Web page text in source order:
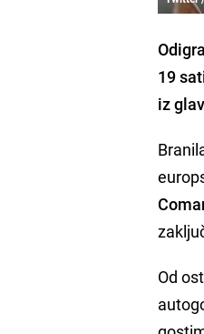
19
iz
Od